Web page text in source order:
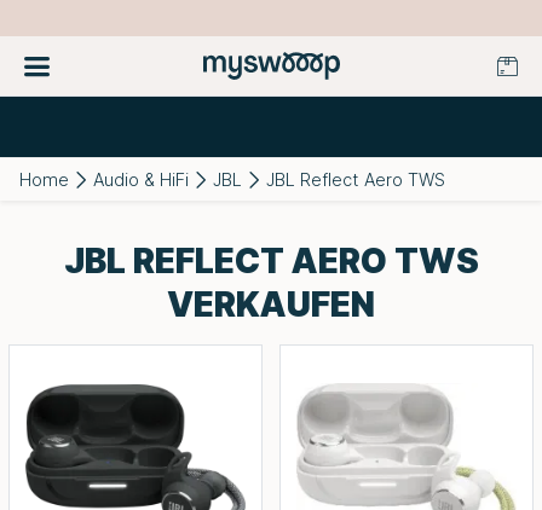
Home Audio & HiFi JBL JBL Reflect Aero TWS
JBL REFLECT AERO TWS
VERKAUFEN